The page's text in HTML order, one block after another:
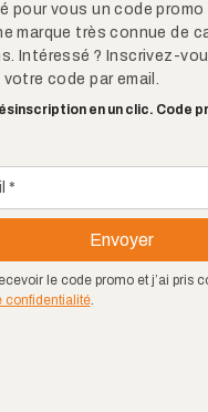
pour vous un code
marque très connue de
Intéressé ? Inscrivez-
code par email.
en un clic. Code
le code promo et j’ai pris
confidentialité.